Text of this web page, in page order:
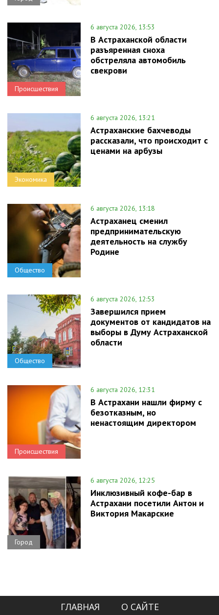
Происшествия
6 августа 2026, 13:53
В Астраханской области
разъяренная сноха
обстреляла автомобиль
свекрови
Экономика
6 августа 2026, 13:21
Астраханские бахчеводы
рассказали, что происходит с
ценами на арбузы
Общество
6 августа 2026, 13:18
Астраханец сменил
предпринимательскую
деятельность на службу
Родине
Общество
6 августа 2026, 12:53
Завершился прием
документов от кандидатов на
выборы в Думу Астраханской
области
Происшествия
6 августа 2026, 12:31
В Астрахани нашли фирму с
безотказным, но
ненастоящим директором
Город
6 августа 2026, 12:25
Инклюзивный кофе-бар в
Астрахани посетили Антон и
Виктория Макарские
ГЛАВНАЯ
О САЙТЕ